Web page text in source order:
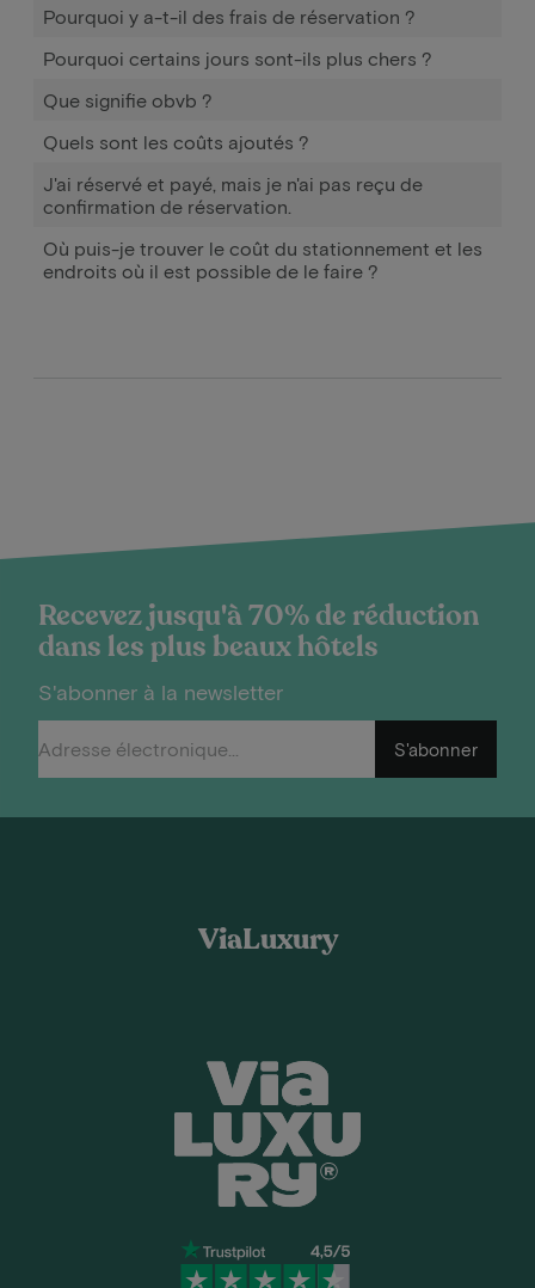
Pourquoi y a-t-il des frais de réservation ?
Pourquoi certains jours sont-ils plus chers ?
Que signifie obvb ?
Quels sont les coûts ajoutés ?
J'ai réservé et payé, mais je n'ai pas reçu de
confirmation de réservation.
Où puis-je trouver le coût du stationnement et les
endroits où il est possible de le faire ?
Recevez jusqu'à 70% de réduction
dans les plus beaux hôtels
S'abonner à la newsletter
S'abonner
ViaLuxury